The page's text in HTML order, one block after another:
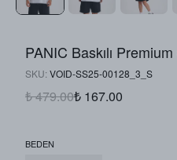
PANIC Baskılı
SKU: VOID-SS25-00128_3_S
₺ 479.00₺ 167.00
BEDEN